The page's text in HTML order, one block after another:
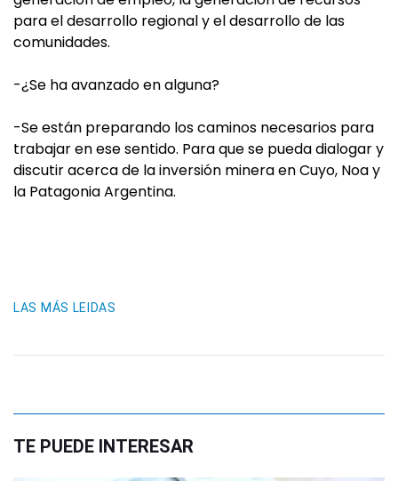
para el desarrollo regional y el desarrollo de las
comunidades.
-¿Se ha avanzado en alguna?
-Se están preparando los caminos necesarios para
trabajar en ese sentido. Para que se pueda dialogar y
discutir acerca de la inversión minera en Cuyo, Noa y
la Patagonia Argentina.
LAS MÁS LEIDAS
TE PUEDE INTERESAR